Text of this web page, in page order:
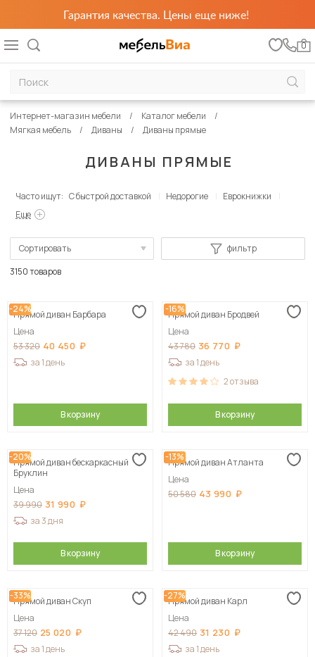
Гарантия качества. Цены еще ниже!
0
ДИВАНЫ ПРЯМЫЕ
Интернет-магазин мебели
Каталог мебели
Мягкая мебель
Диваны Диваны прямые
Часто ищут: С быстрой доставкой Недорогие
Еврокнижки
Еще
Сортировать
Сначала дорогие
фильтр
3150 товаров
-24%
Прямой диван Барбара
Цена
53 320 40 450
за 1 день
В корзину
-16%
Прямой диван Бродвей
Цена
43 780 36 770
за 1 день
2отзыва
В корзину
-20%
Прямой диван бескаркасный
Бруклин
Цена
39 990 31 990
за 3 дня
В корзину
-13%
Прямой диван Атланта
Цена
50 580 43 990
В корзину
-33%
Прямой диван Скуп
Цена
37 120 25 020
за 1 день
-27%
Прямой диван Карл
Цена
42 490 31 230
за 1 день